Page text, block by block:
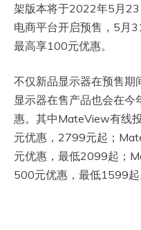
架版本将于2022年5月
电商平台开启预售，5月
最高享100元优惠。
不仅新品显示器在预售
显示器在售产品也会在
惠。其中MateView有线
元优惠，2799元起；
元优惠，最低2099起；
500元优惠，最低1599起